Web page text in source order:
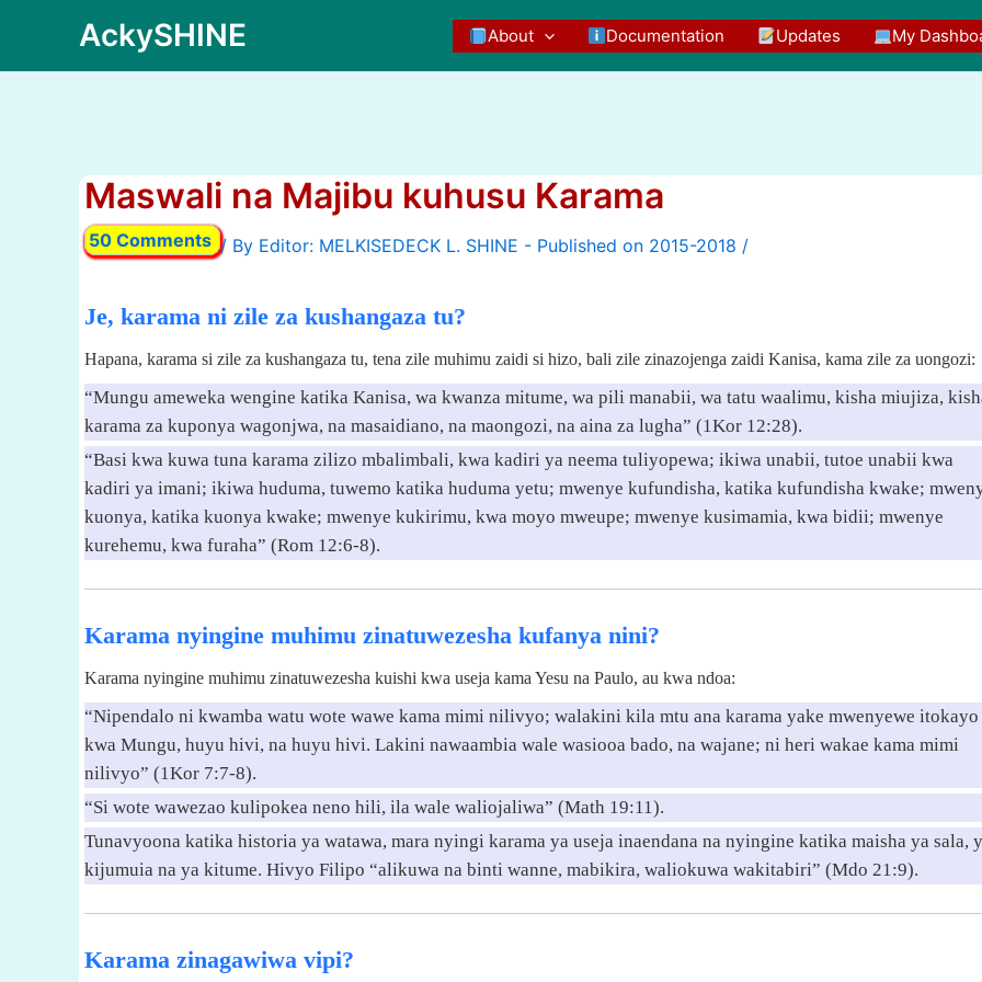
content
AckySHINE About Documentation Updates My
Maswali na Majibu kuhusu Karama
50 Comments / By /
Je, karama ni zile za kushangaza tu?
Hapana, karama si zile za kushangaza tu, tena zile muhimu zaidi si hizo, bali zile zinazojenga zaidi Kanisa, kama zile za uongozi:
“Mungu ameweka wengine katika Kanisa, wa kwanza mitume, wa pili manabii, wa tatu waalimu, kisha miujiza,
karama za kuponya wagonjwa, na masaidiano, na maongozi, na aina za lugha” (1Kor 12:28).
“Basi kwa kuwa tuna karama zilizo mbalimbali, kwa kadiri ya neema tuliyopewa; ikiwa unabii, tutoe unabii kwa
kadiri ya imani; ikiwa huduma, tuwemo katika huduma yetu; mwenye kufundisha, katika kufundisha kwake;
kuonya, katika kuonya kwake; mwenye kukirimu, kwa moyo mweupe; mwenye kusimamia, kwa bidii; mwenye
kurehemu, kwa furaha” (Rom 12:6-8).
Karama nyingine muhimu zinatuwezesha kufanya nini?
Karama nyingine muhimu zinatuwezesha kuishi kwa useja kama Yesu na Paulo, au kwa ndoa:
“Nipendalo ni kwamba watu wote wawe kama mimi nilivyo; walakini kila mtu ana karama yake mwenyewe itokayo
kwa Mungu, huyu hivi, na huyu hivi. Lakini nawaambia wale wasiooa bado, na wajane; ni heri wakae kama mimi
nilivyo” (1Kor 7:7-8).
“Si wote wawezao kulipokea neno hili, ila wale waliojaliwa” (Math 19:11).
Tunavyoona katika historia ya watawa, mara nyingi karama ya useja inaendana na nyingine katika maisha ya sala,
kijumuia na ya kitume. Hivyo Filipo “alikuwa na binti wanne, mabikira, waliokuwa wakitabiri” (Mdo 21:9).
Karama zinagawiwa vipi?